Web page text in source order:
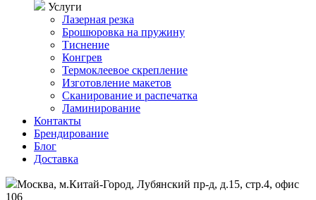
Услуги
Лазерная резка
Брошюровка на пружину
Тиснение
Конгрев
Термоклеевое скрепление
Изготовление макетов
Сканирование и распечатка
Ламинирование
Контакты
Брендирование
Блог
Доставка
Москва, м.Китай-Город, Лубянский пр-д, д.15, стр.4, офис
106